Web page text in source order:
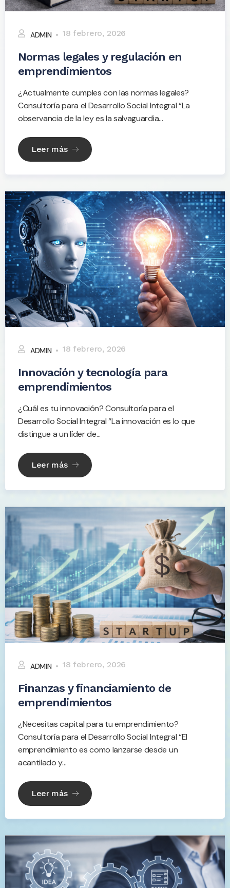
ADMIN 18 febrero, 2026
Normas legales y regulación en
emprendimientos
¿Actualmente cumples con las normas legales?
Consultoría para el Desarrollo Social Integral “La
observancia de la ley es la salvaguardia...
Leer más
ADMIN 18 febrero, 2026
Innovación y tecnología para
emprendimientos
¿Cuál es tu innovación? Consultoría para el
Desarrollo Social Integral “La innovación es lo que
distingue a un líder de...
Leer más
ADMIN 18 febrero, 2026
Finanzas y financiamiento de
emprendimientos
¿Necesitas capital para tu emprendimiento?
Consultoría para el Desarrollo Social Integral “El
emprendimiento es como lanzarse desde un
acantilado y...
Leer más